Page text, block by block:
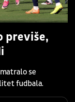
previše,
se
fudbala.